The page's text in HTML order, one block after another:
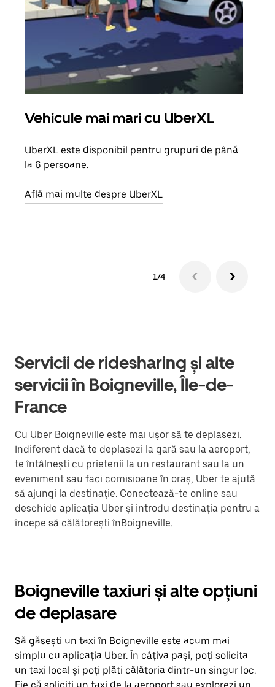
Vehicule mai mari cu UberXL
UberXL este disponibil pentru grupuri de până
la 6 persoane.
Află mai multe despre UberXL
1/4
Servicii de ridesharing și alte
servicii în Boigneville, Île-de-
France
Cu Uber Boigneville este mai ușor să te deplasezi.
Indiferent dacă te deplasezi la gară sau la aeroport,
te întâlnești cu prietenii la un restaurant sau la un
eveniment sau faci comisioane în oraș, Uber te ajută
să ajungi la destinație. Conectează-te online sau
deschide aplicația Uber și introdu destinația pentru a
începe să călătorești înBoigneville.
Boigneville taxiuri și alte opțiuni
de deplasare
Să găsești un taxi în Boigneville este acum mai
simplu cu aplicația Uber. În câțiva pași, poți solicita
un taxi local și poți plăti călătoria dintr-un singur loc.